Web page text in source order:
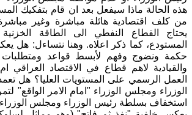
هذه الحالة ماذا سيفعل بعد ان قام بتفكيك
من كلف اقتصادية هائلة مباشرة وغير
يحتاج القطاع النفطي الى الطاقة
المستودع، كما ذكر اعلاه. وهنا نتساءل: هل
حكمة ونضوج وفهم لأبسط قواعد ومتطلبات
والقيادية لاهم قطاع في الاقتصاد العراقي
العمل الرسمي على المستويات العليا؟ هل
الوزراء ومجلس الوزراء "امام الامر الواقع"
استخفاف بسلطة رئيس الوزراء ومجلس